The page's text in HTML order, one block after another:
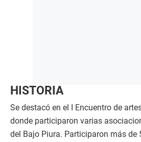
HISTORIA
Se destacó en el I Encuentro de
donde participaron varias
del Bajo Piura. Participaron más de